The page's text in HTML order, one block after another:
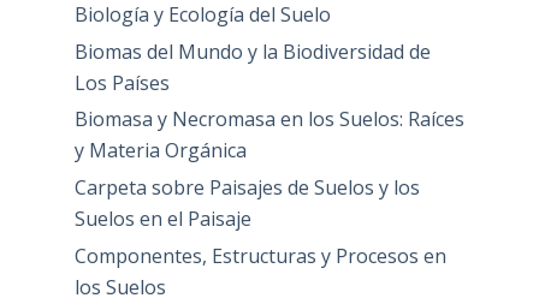
Biología y Ecología del Suelo
Biomas del Mundo y la Biodiversidad de
Los Países
Biomasa y Necromasa en los Suelos: Raíces
y Materia Orgánica
Carpeta sobre Paisajes de Suelos y los
Suelos en el Paisaje
Componentes, Estructuras y Procesos en
los Suelos